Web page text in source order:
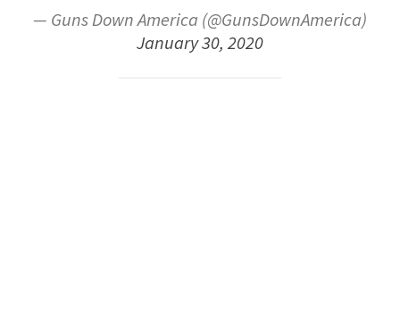
— Guns Down America (@GunsDownAmerica)
January 30, 2020